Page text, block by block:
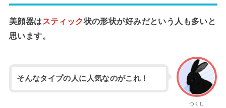
美顔器は スティック状の形状が好みだという人も多いと
思います。
つくし
そんなタイプの人に人気なのがこれ！